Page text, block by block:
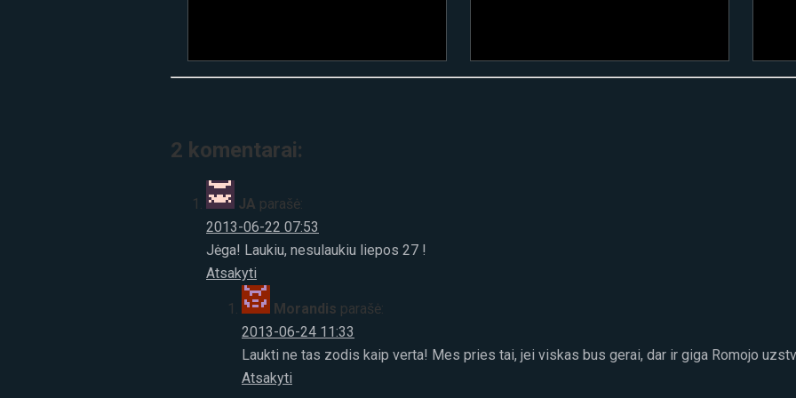
2 komentarai:
JA parašė:
2013-06-22 07:53
Jėga! Laukiu, nesulaukiu liepos 27 !
Atsakyti
Morandis parašė:
2013-06-24 11:33
Laukti ne tas zodis kaip verta! Mes pries tai, jei viskas bus gerai, dar ir giga Romojo
Atsakyti